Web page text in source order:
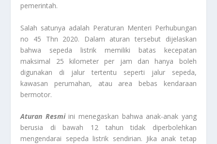
pemerintah.
Salah satunya adalah Peraturan Menteri Perhubungan
no 45 Thn 2020. Dalam aturan tersebut dijelaskan
bahwa sepeda listrik memiliki batas kecepatan
maksimal 25 kilometer per jam dan hanya boleh
digunakan di jalur tertentu seperti jalur sepeda,
kawasan perumahan, atau area bebas kendaraan
bermotor.
Aturan Resmiini menegaskan bahwa anak-anak yang
berusia di bawah 12 tahun tidak diperbolehkan
mengendarai sepeda listrik sendirian. Jika anak tetap